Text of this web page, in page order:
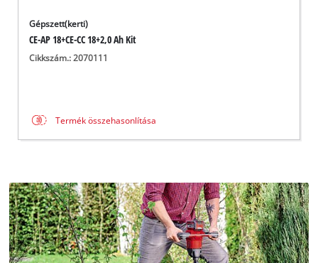
Gépszett(kerti)
CE-AP 18+CE-CC 18+2,0 Ah Kit
Cikkszám.: 2070111
Termék összehasonlítása